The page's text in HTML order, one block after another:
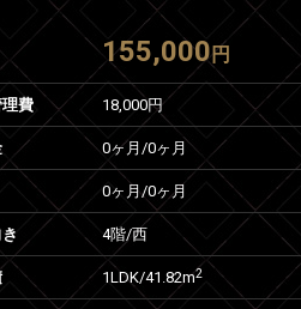
155,000 円
費 18,000円
0ヶ月 /0ヶ月
0ヶ月/0ヶ月
4階/西
1LDK/41.82m2